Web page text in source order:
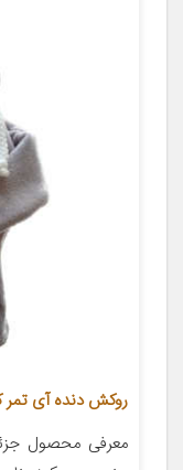
روکش دنده آی تمر کد